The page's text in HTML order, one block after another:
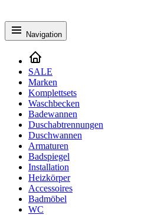
Navigation
SALE
Marken
Komplettsets
Waschbecken
Badewannen
Duschabtrennungen
Duschwannen
Armaturen
Badspiegel
Installation
Heizkörper
Accessoires
Badmöbel
WC